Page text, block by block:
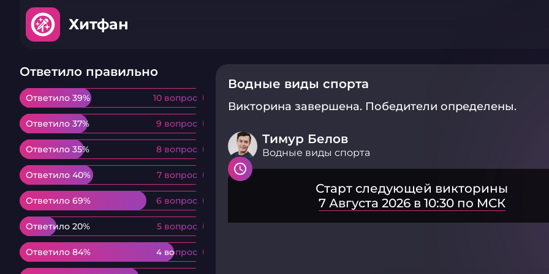
Хитфан
Ответило правильно
Ответило 39% 10 вопрос
Ответило 39% 10 вопрос
Ответило 37% 9 вопрос
Ответило 37% 9 вопрос
Ответило 35% 8 вопрос
Ответило 35% 8 вопрос
Ответило 40% 7 вопрос
Ответило 40% 7 вопрос
Ответило 69% 6 вопрос
Ответило 69% 6 вопрос
Ответило 20% 5 вопрос
Ответило 20% 5 вопрос
Ответило 84% 4 вопрос
Ответило 84% 4 вопрос
Водные виды спорта
Викторина завершена. Победители определены.
Тимур Белов
Водные виды спорта
Старт следующей викторины
7 Августа 2026 в 10:30 по МСК